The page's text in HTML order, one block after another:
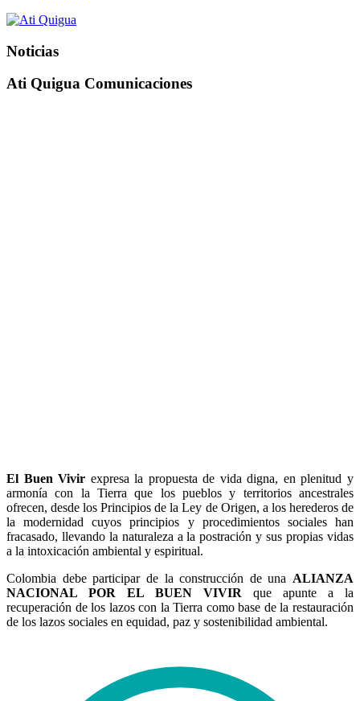
Noticias
Ati Quigua Comunicaciones
El Buen Vivir expresa la propuesta de vida digna, en plenitud y
armonía con la Tierra que los pueblos y territorios ancestrales
ofrecen, desde los Principios de la Ley de Origen, a los herederos de
la modernidad cuyos principios y procedimientos sociales han
fracasado, llevando la naturaleza a la postración y sus propias vidas
a la intoxicación ambiental y espiritual.
Colombia debe participar de la construcción de una ALIANZA
NACIONAL POR EL BUEN VIVIR que apunte a la
recuperación de los lazos con la Tierra como base de la restauración
de los lazos sociales en equidad, paz y sostenibilidad ambiental.